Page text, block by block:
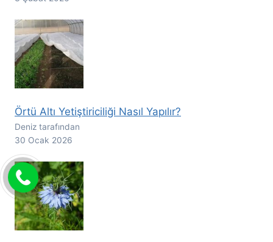
Örtü Altı Yetiştiriciliği Nasıl Yapılır?
Deniz tarafından
30 Ocak 2026